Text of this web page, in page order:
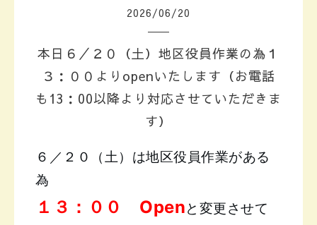
2026/06/20
本日６／２０（土）地区役員作業の為１
３：００よりopenいたします（お電話
も13：00以降より対応させていただきま
す）
６／２０（土）は地区役員作業がある
為
１３：００ Openと変更させて